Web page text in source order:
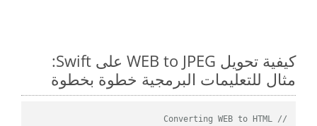
كيفية تحويل WEB to JPEG على Swift:
مثال للتعليمات البرمجية خطوة بخطوة
// Converting WEB to HTML